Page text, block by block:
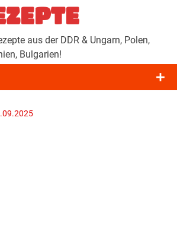
aus der DDR & Ungarn, Polen,
Bulgarien!